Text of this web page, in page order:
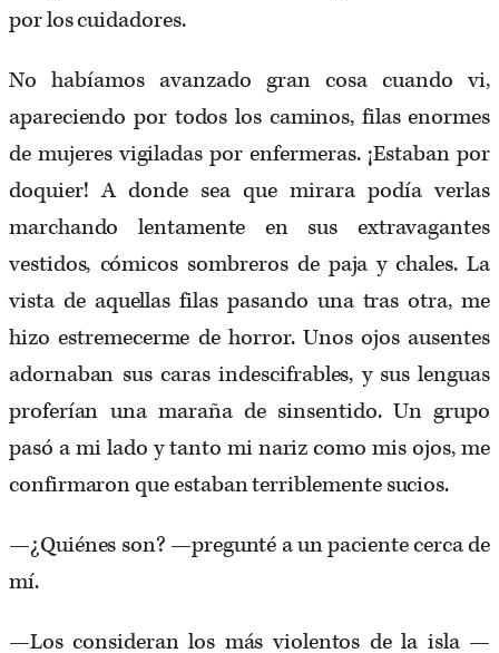
por los cuidadores.
No habíamos avanzado gran cosa cuando vi,
apareciendo por todos los caminos, filas enormes
de mujeres vigiladas por enfermeras. ¡Estaban por
doquier! A donde sea que mirara podía verlas
marchando lentamente en sus extravagantes
vestidos, cómicos sombreros de paja y chales. La
vista de aquellas filas pasando una tras otra, me
hizo estremecerme de horror. Unos ojos ausentes
adornaban sus caras indescifrables, y sus lenguas
proferían una maraña de sinsentido. Un grupo
pasó a mi lado y tanto mi nariz como mis ojos, me
confirmaron que estaban terriblemente sucios.
—¿Quiénes son? —pregunté a un paciente cerca de
mí.
—Los consideran los más violentos de la isla —